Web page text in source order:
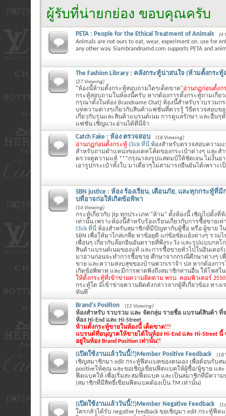
ผู้รับที่น่ายกย่อง ขอบคุณครับ
PETA : People for the Ethical Treatment of Animals (4
Animals are not ours to eat, wear, experiment on, use for
any other way. Siambrandnamd.com supports PETA and
The Fashion Library : คลังกระทู้น่าสนใจ (ห้ามตั้งกระ
(27 Viewing)
"ห้องนี้ห้ามตั้งกระทู้สอบถามใดๆเด็ดขาด"อ่านกฏก่อนตั้งก
กระทู้สอบถามในห้องนี้ครับ หากต้องการตั้งกระทู้ถามเกี่ย
กรุณาตั้งในห้อง Brandname Chat) ห้องนี้สำหรับรวบรวมก
บทความต่างๆเกี่ยวกับสินค้าแฟชั่นที่ควรรู้ วิธีตรวจสอบข
เกี่ยวกับรุ่นและสินค้าแบรนด์เนม การดูแลรักษา และอื่นๆ
แฟชั่น เชิญแวะอ่านได้ที่นี่จ้า
Catch Fake : ห้อง ตรวจสอบ (18 Viewing)
อ่านกฏก่อนตั้งกระทู้ Click ที่นี่ ห้องสำหรับตรวจสอบความ
สำหรับถามตำแหน่งของเดทโค้ดของกระเป๋าต่างๆ และสำ
ตรวจดูความแท้ ***กรุณาลงรูปแสตมป์ให้ชัดเจน ไม่งั้นอ
เอารูปกระเป๋าทั้งใบ มาเดี่ยวๆไม่สามารถยืนยันได้เพราะ
SBN justice : ห้อง ร้องเรียน, เตือนภัย, และทุกกระทู้ที่
บที่อาจก่อให้เกิดข้อพิพา
(16 Viewing)
กระทู้เกี่ยวกับ jtp ทุกประเภท "ห้าม" ตั้งห้องนี้ เชิญไปตั้งที่ห้อ
เท่านั้น เพราะห้องนี้สำหรับร้องเรียนเกี่ยวกับการซื้อขายเท่
Click ที่นี่ ห้องสำหรับสมาชิกที่มีปัญหากับผู้ซื้อ หรือ ผู้ขาย ใ
SBN เพื่อให้มาไกล่เกลี่ย หาข้อยุติ แก่ข้อขัดแย้งต่างๆ รวม
เพื่อนๆ เกี่ยวกับล๊อกอินอันตรายที่พึงระวัง และรูปแบบกลโ
สินค้าแบรนด์เนมของแท้ และการซื้อขายทั่วไปในอินเตอร์
มาอ่านก่อนจะทำการซื้อขาย ศึกษาจากกรณีศึกษาต่างๆ เ
ขาย และความสงบสุขของบ้านพวกเราจ้า ปล หากต้องกา
เกิดข้อพิพาท และมีการพาดพิงถึงสมาชิกท่านอื่น ให้โพสใ
ให้ตั้งกระทู้ที่เข้าข่ายความผิดตาม พรบ. คอมพิวเตอร์
กระทู้ใด มีเข้าข่ายความผิดดังกล่าวจากผู้ที่เกี่ยวข้อง ทาง
ทันที
Brand's Position (15 Viewing)
ห้องสำหรับ รวบรวม และ จัดกลุ่ม รายชื่อ แบรนด์สินค้า ที่
ห้อง Hi-End และ Hi-Street
ห้ามตั้งกระทู้ขายในห้องนี้ เด็ดขาด!!!
แบรนด์ที่อนุญาตให้ขายได้ในห้อง Hi-End และ Hi-Street
อยู่ในห้อง Brand Position เท่านั้น!!
(เปิดใช้งานแล้ววันนี้!!)Member Positive Feedback (18
เชิญสมาชิกมา edit กระทู้ฟีดแบคของตนเอง เพื่อต้อนรับส
positiveให้คุณ และขอเชิญเขียนฟีดแบคให้ผู้ซื้อ/ผู้ขาย แล
ฟีดแบคให้ เพื่อเริ่มสะสมฟีดแบค และเป็นสมาชิกที่มีความ
(สมาชิกที่มีสิทธิ์เขียนฟีดแบคต้องเป็น TM เท่านั้น)
(เปิดใช้งานแล้ววันนี้!!)Member Negative Feedback
ใครกลัวได้รับ negative feedback ขอเชิญมา edit กระทู้ฟีด